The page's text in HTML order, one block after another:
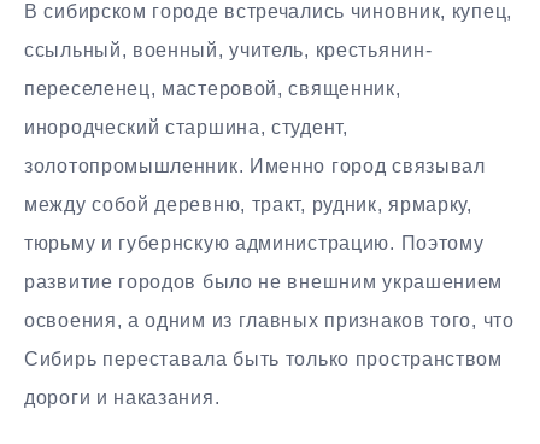
В сибирском городе встречались чиновник, купец,
ссыльный, военный, учитель, крестьянин-
переселенец, мастеровой, священник,
инородческий старшина, студент,
золотопромышленник. Именно город связывал
между собой деревню, тракт, рудник, ярмарку,
тюрьму и губернскую администрацию. Поэтому
развитие городов было не внешним украшением
освоения, а одним из главных признаков того, что
Сибирь переставала быть только пространством
дороги и наказания.